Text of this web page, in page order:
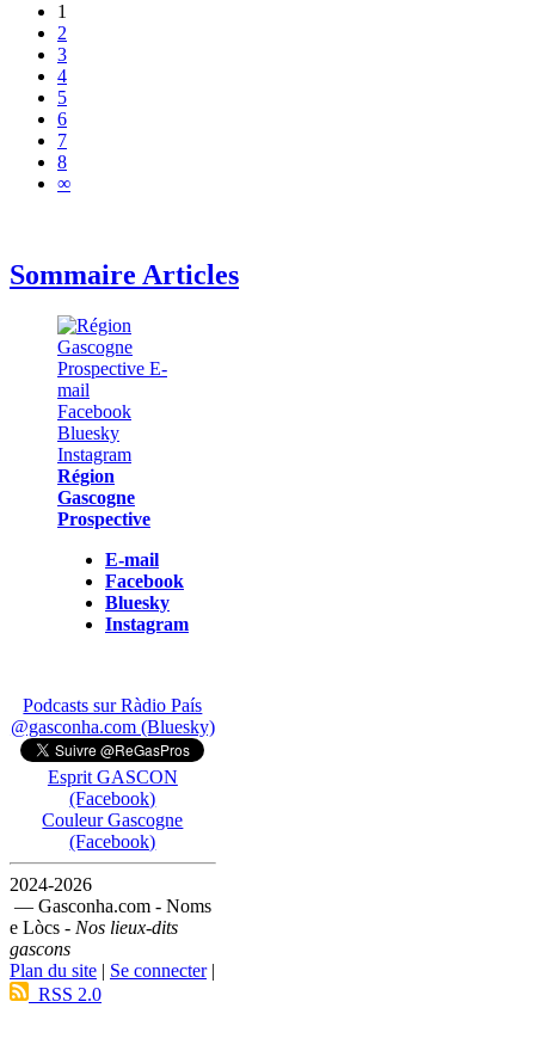
1
2
3
4
5
6
7
8
∞
Sommaire Articles
Région
Gascogne
Prospective
E-mail
Facebook
Bluesky
Instagram
Podcasts sur Ràdio País
@gasconha.com (Bluesky)
Esprit GASCON
(Facebook)
Couleur Gascogne
(Facebook)
2024-2026
— Gasconha.com - Noms
e Lòcs - Nos lieux-dits
gascons
Plan du site | Se connecter|
RSS 2.0